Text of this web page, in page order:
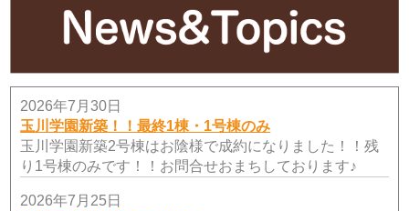
2026年7月30日
玉川学園新築！！最終1棟・1号棟のみ
玉川学園新築2号棟はお陰様で成約になりました！！残
り1号棟のみです！！お問合せおまちしております♪
2026年7月25日